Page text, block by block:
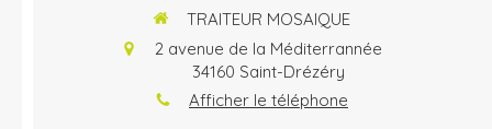
TRAITEUR MOSAIQUE
2 avenue de la Méditerrannée
34160 Saint-Drézéry
Afficher le téléphone